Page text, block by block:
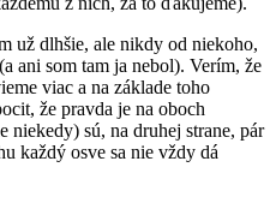
už dlhšie, ale nikdy od niekoho,
ani som tam ja nebol). Verím, že
viac a na základe toho
že pravda je na oboch
niekedy) sú, na druhej strane, pár
každý osve sa nie vždy dá